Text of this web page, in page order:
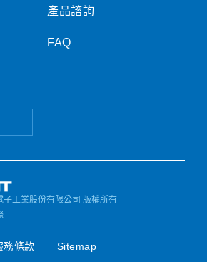
產品諮詢
FAQ
工業股份有限公司 版權所有
務條款 Sitemap